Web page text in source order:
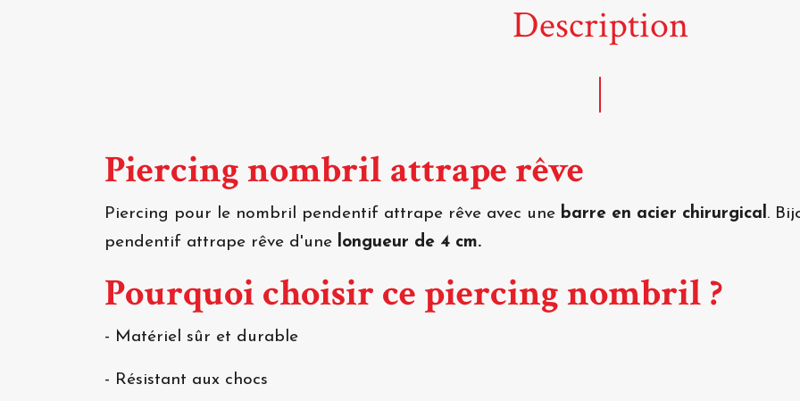
Description
Piercing nombril attrape rêve
Piercing pour le nombril pendentif attrape rêve avec une barre en acier chirurgical.
pendentif attrape rêve d'une longueur de 4 cm.
Pourquoi choisir ce piercing nombril ?
- Matériel sûr et durable
- Résistant aux chocs